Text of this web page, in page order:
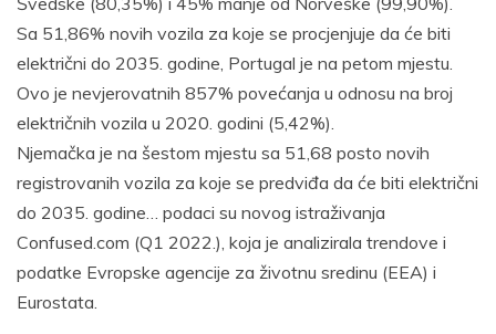
Sa 51,86% novih vozila za koje se procjenjuje da će biti
električni do 2035. godine, Portugal je na petom mjestu.
Ovo je nevjerovatnih 857% povećanja u odnosu na broj
električnih vozila u 2020. godini (5,42%).
Njemačka je na šestom mjestu sa 51,68 posto novih
registrovanih vozila za koje se predviđa da će biti električni
do 2035. godine… podaci su novog istraživanja
Confused.com (Q1 2022.), koja je analizirala trendove i
podatke Evropske agencije za životnu sredinu (EEA) i
Eurostata.